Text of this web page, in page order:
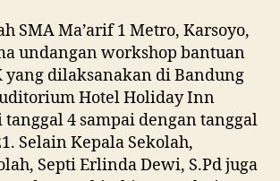
SMA Ma’arif 1 Metro, Karsoyo,
undangan workshop bantuan
yang dilaksanakan di Bandung
Hotel Holiday Inn
4 sampai dengan tanggal
Selain Kepala Sekolah,
Septi Erlinda Dewi, S.Pd juga